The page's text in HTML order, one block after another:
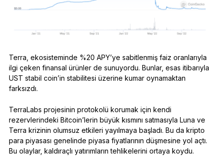
Terra, ekosisteminde %20 APY’ye sabitlenmiş faiz oranlarıyla
ilgi çeken finansal ürünler de sunuyordu. Bunlar, esas itibarıyla
UST stabil coin’in stabilitesi üzerine kumar oynamaktan
farksızdı.
TerraLabs projesinin protokolü korumak için kendi
rezervlerindeki Bitcoin’lerin büyük kısmını satmasıyla Luna ve
Terra krizinin olumsuz etkileri yayılmaya başladı. Bu da kripto
para piyasası genelinde piyasa fiyatlarının düşmesine yol açtı.
Bu olaylar, kaldıraçlı yatırımların tehlikelerini ortaya koydu.